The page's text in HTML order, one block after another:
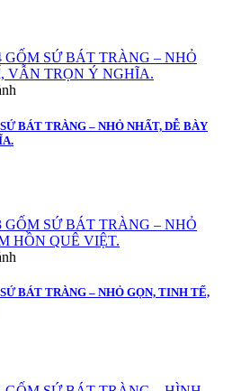
BÁT TRÀNG – NHỎ NHẤT, DỄ BÀY
BÁT TRÀNG – NHỎ GỌN, TINH TẾ,